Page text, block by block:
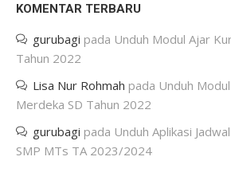
KOMENTAR TERBARU
gurubagi pada Unduh Modul Ajar
Tahun 2022
Lisa Nur Rohmah pada Unduh
Merdeka SD Tahun 2022
gurubagi pada Unduh Aplikasi
SMP MTs TA 2023/2024